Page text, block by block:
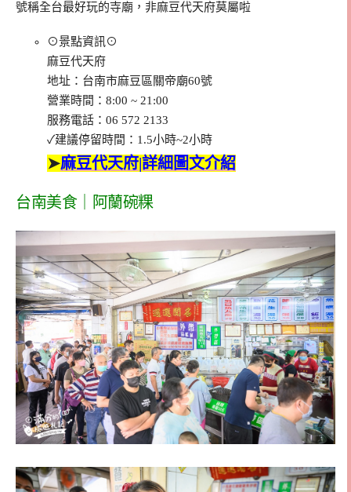
號稱全台最好玩的寺廟，非麻豆代天府莫屬啦
⊙景點資訊⊙
麻豆代天府
地址：台南市麻豆區關帝廟60號
營業時間：8:00 ~ 21:00
服務電話：06 572 2133
✓建議停留時間：1.5小時~2小時
➤麻豆代天府|詳細圖文介紹
台南美食｜阿蘭碗粿